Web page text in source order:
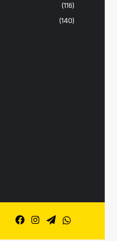
(116)
(140)
FacebookInstagram
TelegramWhatsapp